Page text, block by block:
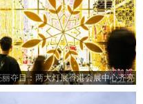
丽夺目：两大灯展香港会展中心齐亮
相